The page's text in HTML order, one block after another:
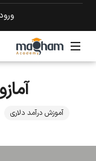
مقام
آموزش درآمد دلاری